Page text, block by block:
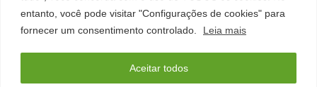
entanto, você pode visitar "Configurações de cookies" para
fornecer um consentimento controlado.
Leia mais
Aceitar todos
©2022 All Right Reserved. Designed and Developed by FCDesign